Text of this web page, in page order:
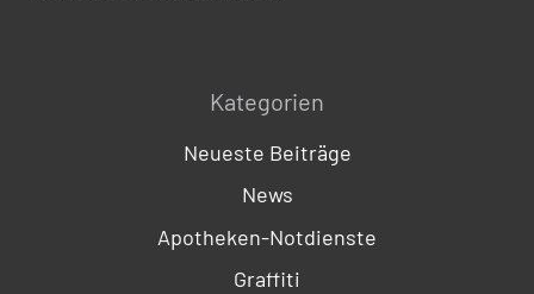
Kategorien
Neueste Beiträge
News
Apotheken-Notdienste
Graffiti